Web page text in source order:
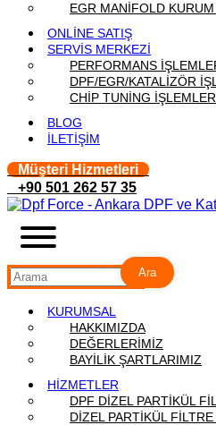
EGR MANİFOLD
ONLİNE SATIŞ
SERVİS MERKEZİ
PERFORMANS
DPF/EGR/KATALİZÖR
CHİP TUNİNG
BLOG
İLETİŞİM
Müşteri Hizmetleri
+90 501 262 57 35
Ara
KURUMSAL
HAKKIMIZDA
DEĞERLERİMİZ
BAYİLİK ŞARTLARIMIZ
HİZMETLER
DPF DİZEL PARTİKÜL
DİZEL PARTİKÜL FİLTRE